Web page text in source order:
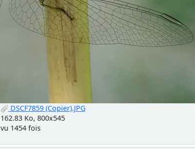
DSCF7859 (Copier).JPG
162.83 Ko, 800x545
vu 1454 fois